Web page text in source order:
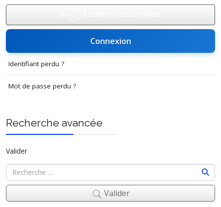
Connexion
Identifiant perdu ?
Mot de passe perdu ?
Recherche avancée
Valider
Valider